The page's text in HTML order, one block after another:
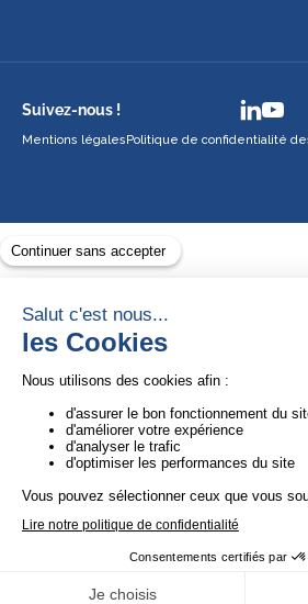
Suivez-nous !
Mentions légalesPolitique de confidentialité
1ère Organisation de l’ESS certifiée